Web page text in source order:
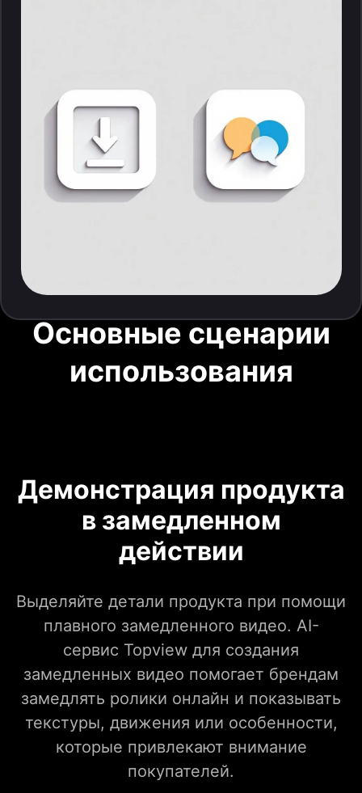
Основные сценарии
использования
Демонстрация продукта
в замедленном
действии
Выделяйте детали продукта при помощи
плавного замедленного видео. AI-
сервис Topview для создания
замедленных видео помогает брендам
замедлять ролики онлайн и показывать
текстуры, движения или особенности,
которые привлекают внимание
покупателей.